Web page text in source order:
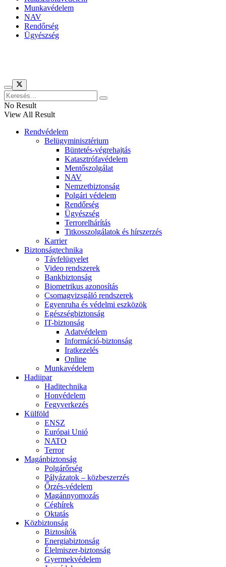
Munkavédelem
NAV
Rendőrség
Ügyészség
No Result
View All Result
Rendvédelem
Belügyminisztérium
Büntetés-végrehajtás
Katasztrófavédelem
Mentőszolgálat
NAV
Nemzetbiztonság
Polgári védelem
Rendőrség
Ügyészség
Terrorelhárítás
Titkosszolgálatok és hírszerzés
Karrier
Biztonságtechnika
Távfelügyelet
Video rendszerek
Bankbiztonság
Biometrikus azonosítás
Csomagvizsgáló rendszerek
Egyenruha és védelmi eszközök
Egészségbiztonság
IT-biztonság
Adatvédelem
Információ-biztonság
Iratkezelés
Online
Munkavédelem
Hadiipar
Haditechnika
Honvédelem
Fegyverkezés
Külföld
ENSZ
Európai Unió
NATO
Terror
Magánbiztonság
Polgárőrség
Pályázatok – közbeszerzés
Őrzés-védelem
Magánnyomozás
Céghírek
Oktatás
Közbiztonság
Biztosítók
Energiabiztonság
Élelmiszer-biztonság
Gyermekvédelem